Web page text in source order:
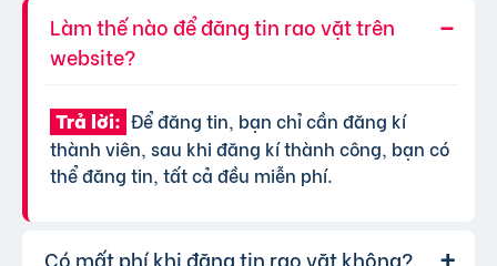
Làm thế nào để đăng tin rao vặt trên
website?
Trả lời: Để đăng tin, bạn chỉ cần đăng kí
thành viên, sau khi đăng kí thành công, bạn có
thể đăng tin, tất cả đều miễn phí.
Có mất phí khi đăng tin rao vặt không?